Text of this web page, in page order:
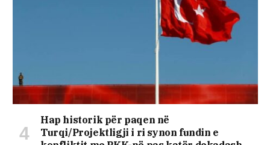
Hap historik për paqen në
Turqi/Projektligji i ri synon fundin e